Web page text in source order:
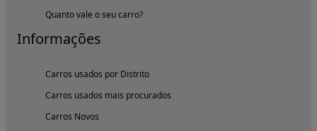
Quanto vale o seu carro?
Informações
Carros usados por Distrito
Carros usados mais procurados
Carros Novos